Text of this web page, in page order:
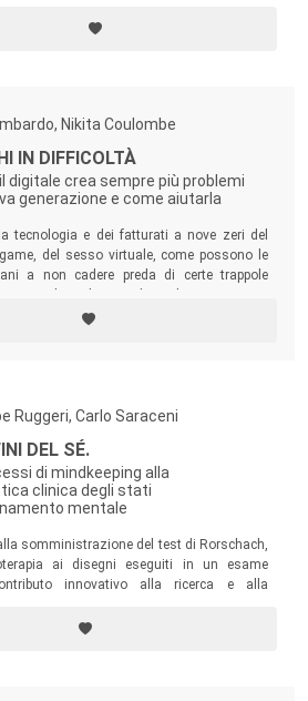
determinanti. Grazie alla sua lunga
affronta queste tematiche e propone
Nikita Coulombe
IN DIFFICOLTÀ
digitale crea sempre più problemi
generazione e come aiutarla
tecnologia e dei fatturati a nove zeri del
del sesso virtuale, come possono le
a non cadere preda di certe trappole
Un testo pieno di racconti e
concreti.
Ruggeri, Carlo Saraceni
DEL SÉ.
di mindkeeping alla
clinica degli stati
mentale
somministrazione del test di Rorschach,
ai disegni eseguiti in un esame
innovativo alla ricerca e alla